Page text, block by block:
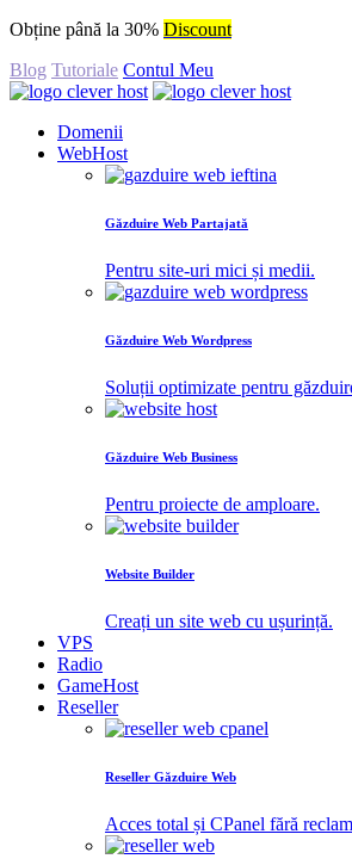
Obține până la 30% Discount
Blog Tutoriale Contul Meu
Domenii
WebHost
Găzduire Web Partajată
Pentru site-uri mici și medii.
Găzduire Web Wordpress
Soluții optimizate pentru
Găzduire Web Business
Pentru proiecte de amploare.
Website Builder
Creați un site web cu ușurință.
VPS
Radio
GameHost
Reseller
Reseller Găzduire Web
Acces total și CPanel fără